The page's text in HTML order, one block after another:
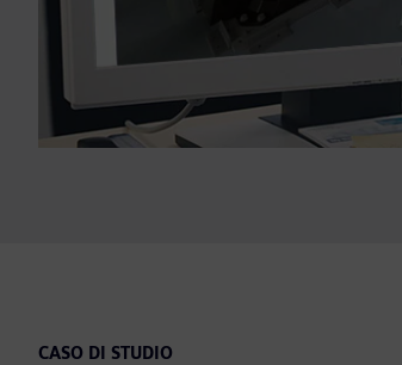
CASO DI STUDIO